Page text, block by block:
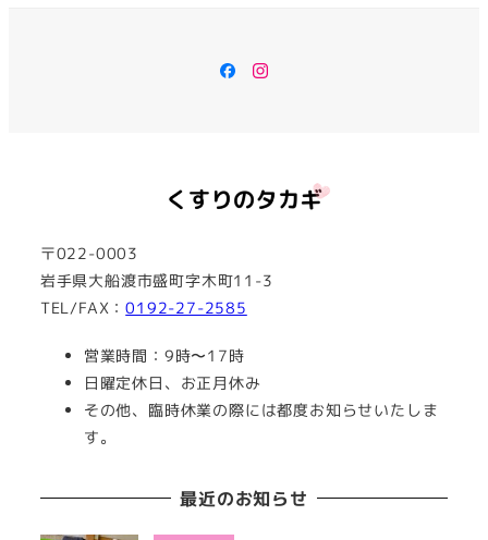
Facebook
Instagram
〒022-0003
岩手県大船渡市盛町字木町11-3
TEL/FAX：0192-27-2585
営業時間：9時〜17時
日曜定休日、お正月休み
その他、臨時休業の際には都度お知らせいたしま
す。
最近のお知らせ